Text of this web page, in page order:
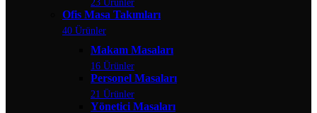
Ofis Masa Takımları
40 Ürünler
Makam Masaları
16 Ürünler
Personel Masaları
21 Ürünler
Yönetici Masaları